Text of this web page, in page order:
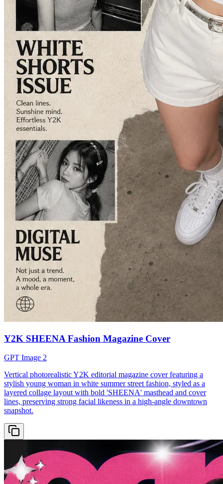
Y2K SHEENA Fashion Magazine Cover
GPT Image 2
Vertical photorealistic Y2K editorial magazine cover featuring a
stylish young woman in white summer street fashion, styled as a
layered collage layout with bold 'SHEENA' masthead and cover
lines, preserving strong facial likeness in a high-angle downtown
snapshot.